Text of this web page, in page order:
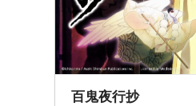
百鬼夜行抄